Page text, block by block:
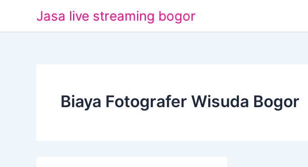
konten
Jasa live streaming bogor
Biaya Fotografer Wisuda Bogor